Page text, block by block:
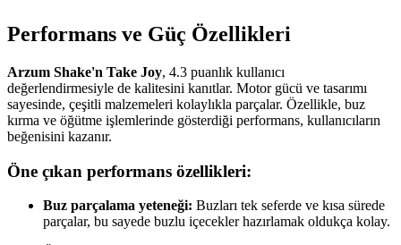
Performans ve Güç Özellikleri
Arzum Shake'n Take Joy, 4.3 puanlık kullanıcı
değerlendirmesiyle de kalitesini kanıtlar. Motor gücü ve tasarımı
sayesinde, çeşitli malzemeleri kolaylıkla parçalar. Özellikle, buz
kırma ve öğütme işlemlerinde gösterdiği performans, kullanıcıların
beğenisini kazanır.
Öne çıkan performans özellikleri:
Buz parçalama yeteneği: Buzları tek seferde ve kısa sürede
parçalar, bu sayede buzlu içecekler hazırlamak oldukça kolay.